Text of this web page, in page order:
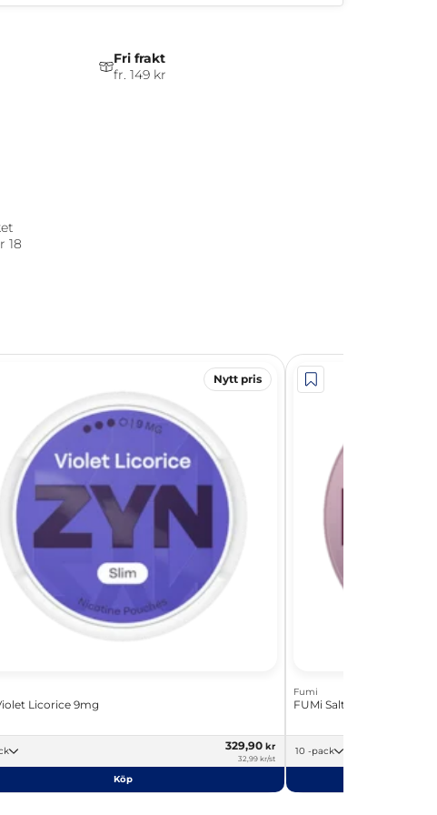
Fri frakt
fr. 149 kr
18
Nytt pris
Licorice 9mg
329,90 kr
32,99 kr/st
Köp
Fumi
FUMi Salty Raspberry
10 -pack